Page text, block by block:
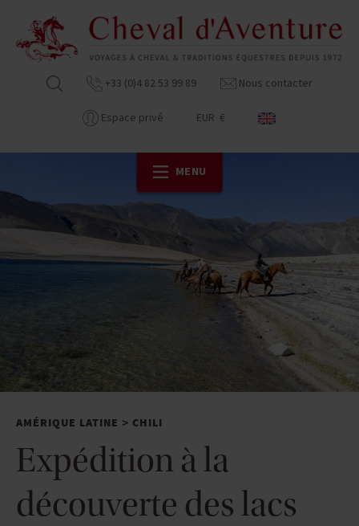
+33 (0)4 82 53 99 89 Nous contacter
Espace privé EUR €
MENU
AMÉRIQUE LATINE > CHILI
Expédition à la
découverte des lacs